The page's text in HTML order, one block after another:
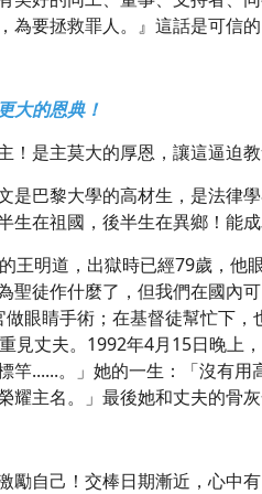
為要拯救罪人。』這話是可信
大的恩典！
！是主莫大的厚恩，讓這逼迫
是巴黎大學的高材生，是法律
生在祖國，後半生在異鄉！能
王明道，出獄時已經79歲，
聖徒作什麼了，但我們在國內
眼睛手術；在基督徒幫忙下
見丈夫。1992年4月15日晚上
竿......。」她的一生：「沒有
耀主名。」最後她和丈夫的骨
勵自己！交棒日期漸近，心中